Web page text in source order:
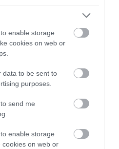
enable storage
cookies on web or
data to be sent to
purposes.
send me
enable storage
cookies on web or
érkező Alpine
Alpine-ből